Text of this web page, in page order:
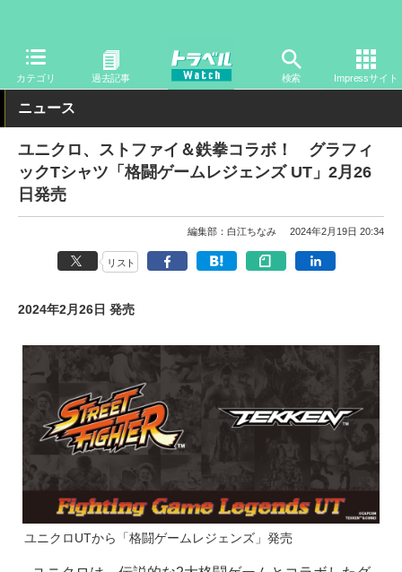
カテゴリ 過去記事 検索 Impressサイト
トラベル Watch 旅のアイテム 旅行グッズ 衣類
ニュース
ユニクロ、ストファイ＆鉄拳コラボ！ グラフィ
ックTシャツ「格闘ゲームレジェンズ UT」2月26
日発売
編集部：白江ちなみ 2024年2月19日 20:34
リスト
2024年2月26日 発売
ユニクロUTから「格闘ゲームレジェンズ」発売